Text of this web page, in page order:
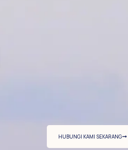
HUBUNGI KAMI SEKARANG